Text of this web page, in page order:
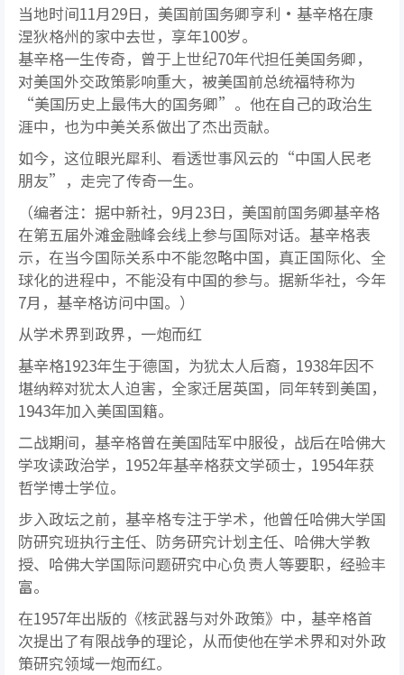
当地时间11月29日，美国前国务卿亨利·基辛格在康
涅狄格州的家中去世，享年100岁。
基辛格一生传奇，曾于上世纪70年代担任美国务卿，
对美国外交政策影响重大，被美国前总统福特称为
“美国历史上最伟大的国务卿”。他在自己的政治生
涯中，也为中美关系做出了杰出贡献。
如今，这位眼光犀利、看透世事风云的“中国人民老
朋友”，走完了传奇一生。
（编者注：据中新社，9月23日，美国前国务卿基辛格
在第五届外滩金融峰会线上参与国际对话。基辛格表
示，在当今国际关系中不能忽略中国，真正国际化、全
球化的进程中，不能没有中国的参与。据新华社，今年
7月，基辛格访问中国。）
从学术界到政界，一炮而红
基辛格1923年生于德国，为犹太人后裔，1938年因不
堪纳粹对犹太人迫害，全家迁居英国，同年转到美国，
1943年加入美国国籍。
二战期间，基辛格曾在美国陆军中服役，战后在哈佛大
学攻读政治学，1952年基辛格获文学硕士，1954年获
哲学博士学位。
步入政坛之前，基辛格专注于学术，他曾任哈佛大学国
防研究班执行主任、防务研究计划主任、哈佛大学教
授、哈佛大学国际问题研究中心负责人等要职，经验丰
富。
在1957年出版的《核武器与对外政策》中，基辛格首
次提出了有限战争的理论，从而使他在学术界和对外政
策研究领域一炮而红。